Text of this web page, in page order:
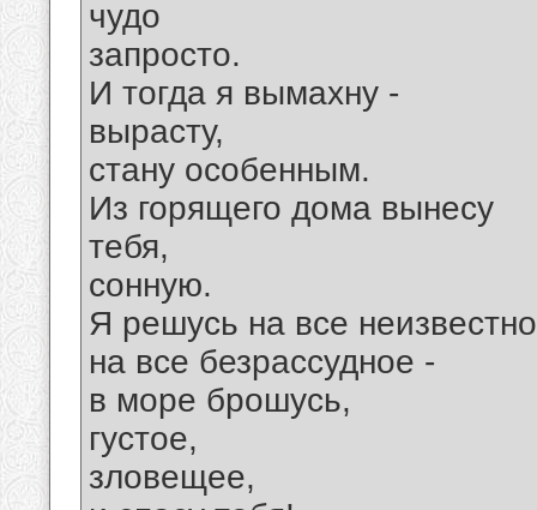
чудо
запросто.
И тогда я вымахну -
вырасту,
стану особенным.
Из горящего дома вынесу
тебя,
сонную.
Я решусь на все
на все безрассудное -
в море брошусь,
густое,
зловещее,